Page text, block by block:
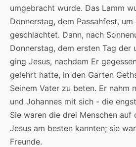
umgebracht wurde. Das Lamm
Donnerstag, dem Passahfest, um
geschlachtet. Dann, nach
Donnerstag, dem ersten Tag der
ging Jesus, nachdem Er
gelehrt hatte, in den Garten
Seinem Vater zu beten. Er nahm
und Johannes mit sich - die
Sie waren die drei Menschen auf
Jesus am besten kannten; sie
Freunde.